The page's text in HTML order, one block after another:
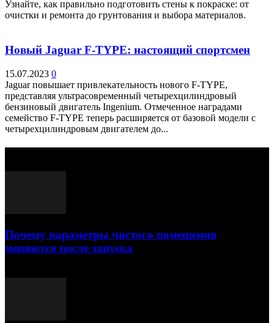
Узнайте, как правильно подготовить стены к покраске: от
очистки и ремонта до грунтования и выбора материалов.
Новый Jaguar F-TYPE: настоящий спортсмен
15.07.2023 0
Jaguar повышает привлекательность нового F-TYPE,
представляя ультрасовременный четырехцилиндровый
бензиновый двигатель Ingenium. Отмеченное наградами
семейство F-TYPE теперь расширяется от базовой модели с
четырехцилиндровым двигателем до...
Почему параметры чистого помещения
меняются после запуска